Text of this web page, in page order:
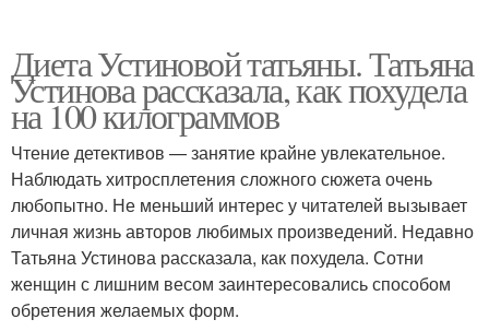
Диета Устиновой татьяны. Татьяна
Устинова рассказала, как похудела
на 100 килограммов
Чтение детективов — занятие крайне увлекательное.
Наблюдать хитросплетения сложного сюжета очень
любопытно. Не меньший интерес у читателей вызывает
личная жизнь авторов любимых произведений. Недавно
Татьяна Устинова рассказала, как похудела. Сотни
женщин с лишним весом заинтересовались способом
обретения желаемых форм.